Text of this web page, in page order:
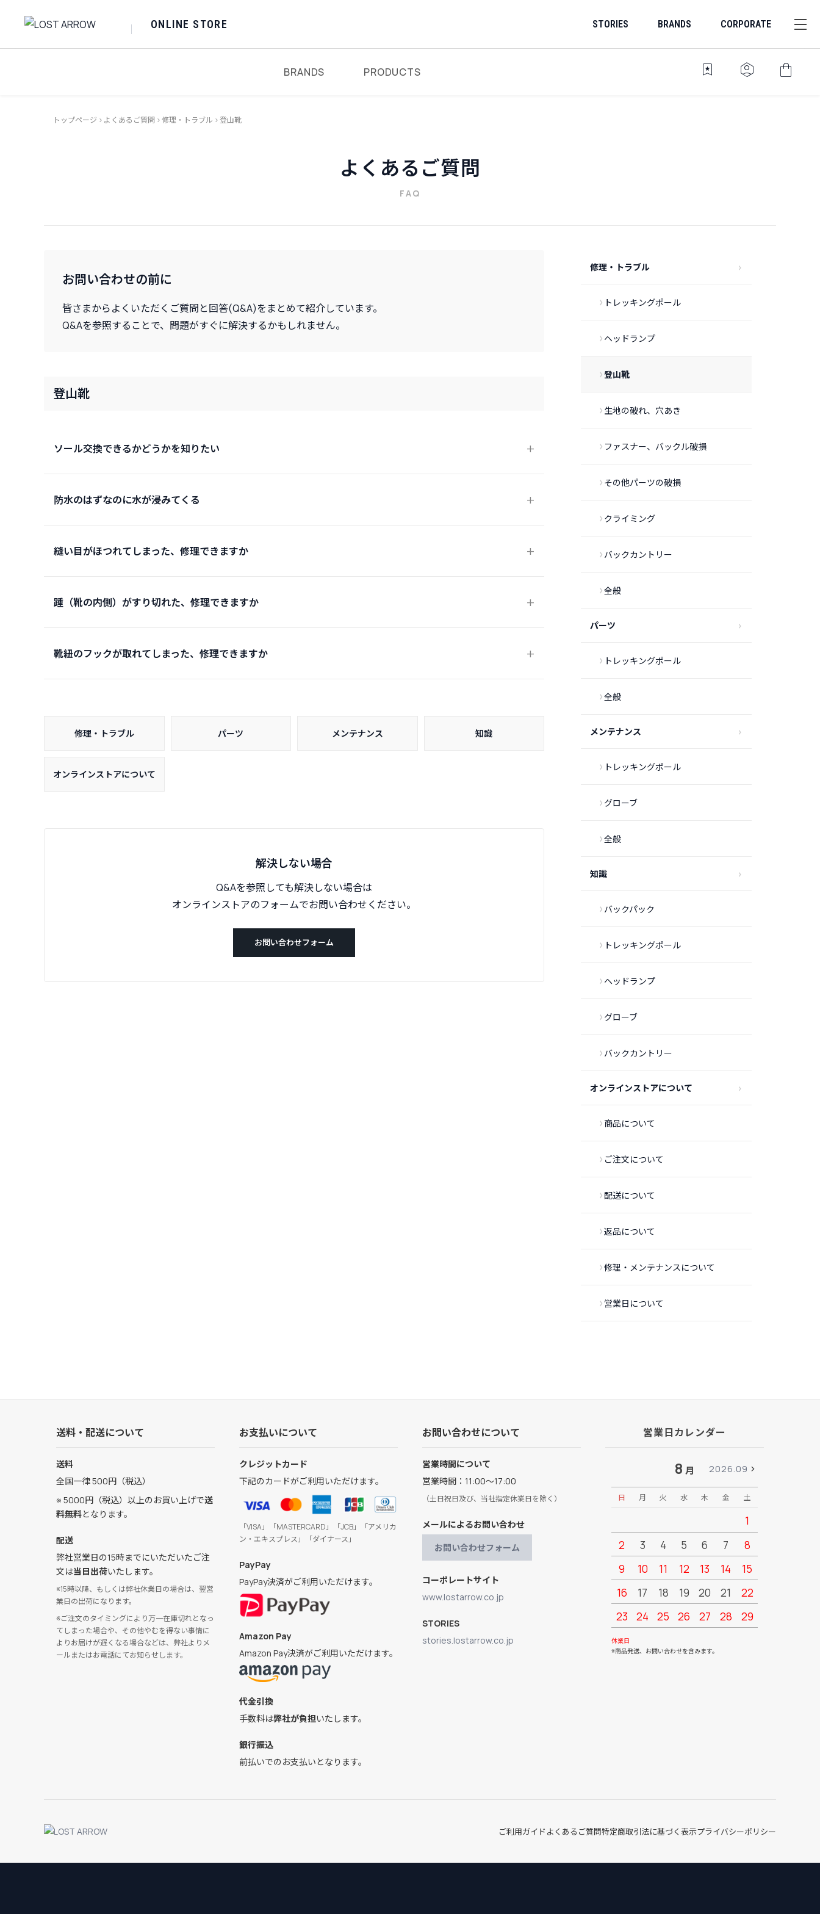
ONLINE STORE STORIES BRANDS CORPORATE
BRANDS PRODUCTS bookmark_star identity_platform shopping_bag
トップページ > よくあるご質問 >修理・トラブル >登山靴
よくあるご質問
FAQ
お問い合わせの前に
皆さまからよくいただくご質問と回答(Q&A)をまとめて紹介しています。
Q&Aを参照することで、問題がすぐに解決するかもしれません。
登山靴
ソール交換できるかどうかを知りたい
防水のはずなのに水が浸みてくる
縫い目がほつれてしまった、修理できますか
踵（靴の内側）がすり切れた、修理できますか
靴紐のフックが取れてしまった、修理できますか
修理・トラブル パーツ メンテナンス 知識
オンラインストアについて
解決しない場合
Q&Aを参照しても解決しない場合は
オンラインストアのフォームでお問い合わせください。
お問い合わせフォーム
修理・トラブル
トレッキングポール
ヘッドランプ
登山靴
生地の破れ、穴あき
ファスナー、バックル破損
その他パーツの破損
クライミング
バックカントリー
全般
パーツ
トレッキングポール
全般
メンテナンス
トレッキングポール
グローブ
全般
知識
バックパック
トレッキングポール
ヘッドランプ
グローブ
バックカントリー
オンラインストアについて
商品について
ご注文について
配送について
返品について
修理・メンテナンスについて
営業日について
送料・配送について
送料
全国一律 500円（税込）
※ 5000円（税込）以上のお買い上げで送
料無料となります。
配送
弊社営業日の15時までにいただいたご注
文は当日出荷いたします。
※15時以降、もしくは弊社休業日の場合は、翌営
業日の出荷になります。
※ご注文のタイミングにより万一在庫切れとなっ
てしまった場合や、その他やむを得ない事情に
よりお届けが遅くなる場合などは、弊社よりメ
ールまたはお電話にてお知らせします。
お支払いについて
クレジットカード
下記のカードがご利用いただけます。
「VISA」「MASTERCARD」「JCB」「アメリカ
ン・エキスプレス」「ダイナース」
PayPay
PayPay決済がご利用いただけます。
Amazon Pay
Amazon Pay決済がご利用いただけます。
代金引換
手数料は弊社が負担いたします。
銀行振込
前払いでのお支払いとなります。
お問い合わせについて
営業時間について
営業時間：11:00～17:00
（土日祝日及び、当社指定休業日を除く）
メールによるお問い合わせ
お問い合わせフォーム
コーポレートサイト
www.lostarrow.co.jp
STORIES
stories.lostarrow.co.jp
営業日カレンダー
8 月 2026.09
日 月 火 水 木 金 土
1
2
3 4 5 6 7
8
9
10 11 12 13 14
15
16
17 18 19 20 21
22
23
24 25 26 27 28
29
30
休業日
※商品発送、お問い合わせを含みます。
ご利用ガイド よくあるご質問特定商取引法に基づく表示プライバシーポリシー